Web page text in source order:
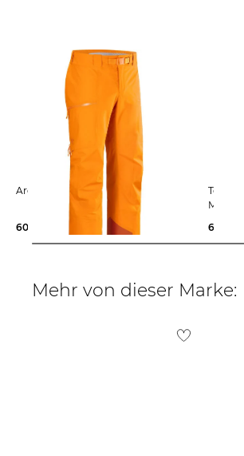
Arcteryx | Herren Skihose SABRE
600,00 €
Toni Sailer | Herren
MEN
699,00
Mehr von dieser Marke: